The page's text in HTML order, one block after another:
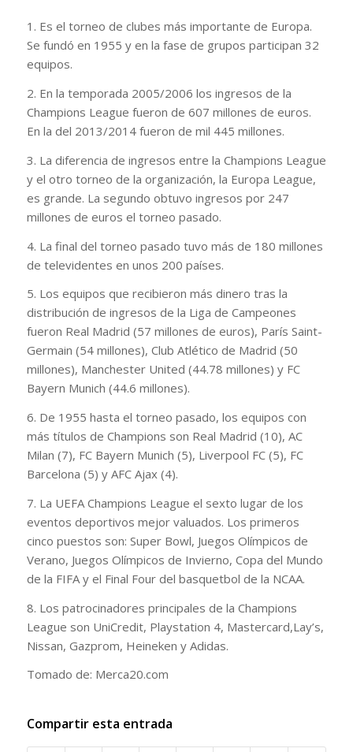
1. Es el torneo de clubes más importante de Europa.
Se fundó en 1955 y en la fase de grupos participan 32
equipos.
2. En la temporada 2005/2006 los ingresos de la
Champions League fueron de 607 millones de euros.
En la del 2013/2014 fueron de mil 445 millones.
3. La diferencia de ingresos entre la Champions League
y el otro torneo de la organización, la Europa League,
es grande. La segundo obtuvo ingresos por 247
millones de euros el torneo pasado.
4. La final del torneo pasado tuvo más de 180 millones
de televidentes en unos 200 países.
5. Los equipos que recibieron más dinero tras la
distribución de ingresos de la Liga de Campeones
fueron Real Madrid (57 millones de euros), París Saint-
Germain (54 millones), Club Atlético de Madrid (50
millones), Manchester United (44.78 millones) y FC
Bayern Munich (44.6 millones).
6. De 1955 hasta el torneo pasado, los equipos con
más títulos de Champions son Real Madrid (10), AC
Milan (7), FC Bayern Munich (5), Liverpool FC (5), FC
Barcelona (5) y AFC Ajax (4).
7. La UEFA Champions League el sexto lugar de los
eventos deportivos mejor valuados. Los primeros
cinco puestos son: Super Bowl, Juegos Olímpicos de
Verano, Juegos Olímpicos de Invierno, Copa del Mundo
de la FIFA y el Final Four del basquetbol de la NCAA.
8. Los patrocinadores principales de la Champions
League son UniCredit, Playstation 4, Mastercard,Lay’s,
Nissan, Gazprom, Heineken y Adidas.
Tomado de: Merca20.com
Compartir esta entrada